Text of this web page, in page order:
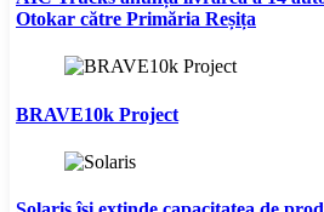
Otokar către Primăria Reșița
BRAVE10k Project